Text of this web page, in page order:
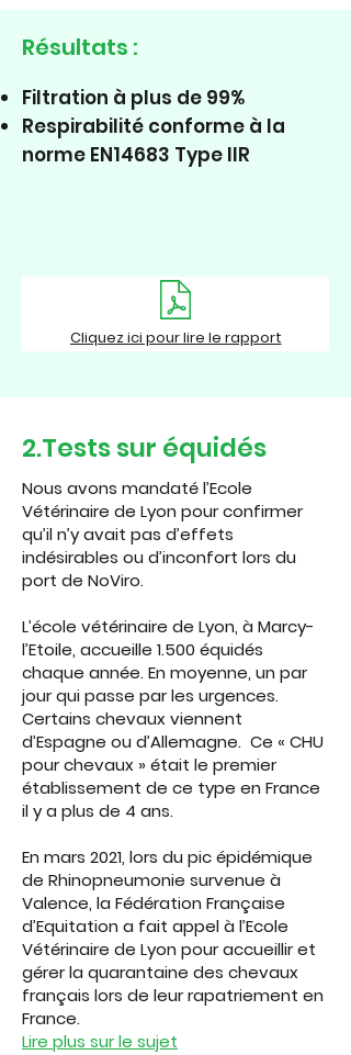
Résultats :
Filtration à plus de 99%
Respirabilité conforme à la
norme EN14683 Type IIR
Cliquez ici pour lire le rapport
2.Tests sur équidés
Nous avons mandaté l’Ecole
Vétérinaire de Lyon pour confirmer
qu’il n’y avait pas d’effets
indésirables ou d’inconfort lors du
port de NoViro.
L’école vétérinaire de Lyon, à Marcy-
l’Etoile, accueille 1.500 équidés
chaque année. En moyenne, un par
jour qui passe par les urgences.
Certains chevaux viennent
d’Espagne ou d’Allemagne. Ce « CHU
pour chevaux » était le premier
établissement de ce type en France
il y a plus de 4 ans.
En mars 2021, lors du pic épidémique
de Rhinopneumonie survenue à
Valence, la Fédération Française
d’Equitation a fait appel à l’Ecole
Vétérinaire de Lyon pour accueillir et
gérer la quarantaine des chevaux
français lors de leur rapatriement en
France.
Lire plus sur le sujet